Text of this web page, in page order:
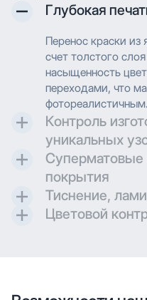
Глубокая
Перенос краски из
счет толстого
насыщенность
переходами, что
фотореалистичным.
Контроль
уникальных
Контроль и
для гравировки
воссоздавать
покрытия
Создаем матовые и
дополнительной
Тиснение,
Применяем
Цветовой
мельчайшими